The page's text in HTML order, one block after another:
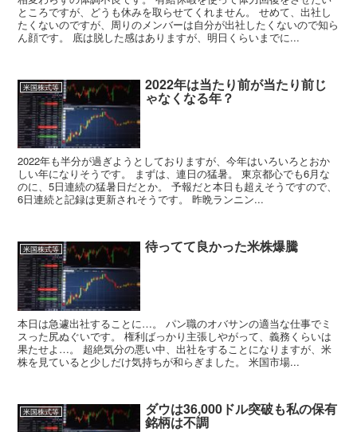
ところですが、どうも休みを取らせてくれません。 せめて、出社し
たくないのですが、周りのメンバーは自分が出社したくないので知ら
ん顔です。 底は脱した感はありますが、明日くらいまでに...
米国株式等 2022年は当たり前が当たり前じ
ゃなくなる年？
2022年も半分が過ぎようとしておりますが、今年はいろいろとおか
しい年になりそうです。 まずは、連日の猛暑。 東京都心でも6月な
のに、5日連続の猛暑日だとか。 予報だと本日も超えそうですので、
6日連続と記録は更新されそうです。 昨晩ランニン...
米国株式等 待ってて良かった米株爆騰
本日は急遽出社することに…。 パン職のオバサンの適当な仕事でミ
スった尻ぬぐいです。 権利ばっかり主張しやがって、義務くらいは
果たせよ…。 超絶気分の悪い中、出社をすることになりますが、米
株を見ていると少しだけ気持ちが和らぎました。 米国市場...
米国株式等 ダウは36,000ドル突破も私の保有
銘柄は不調